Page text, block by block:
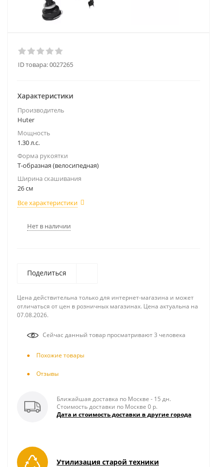
ID товара:0027265
Характеристики
Производитель
Huter
Мощность
1.30 л.с.
Форма рукоятки
Т-образная (велосипедная)
Ширина скашивания
26 см
Все характеристики
Нет в наличии
Поделиться
Цена действительна только для интернет-магазина и может
отличаться от цен в розничных магазинах. Цена актуальна на
07.08.2026.
Сейчас данный товар просматривают 3 человека
Похожие товары
Отзывы
Ближайшая доставка по Москве - 15 дн.
Стоимость доставки по Москве 0 р.
Дата и стоимость доставки в другие города
Утилизация старой техники